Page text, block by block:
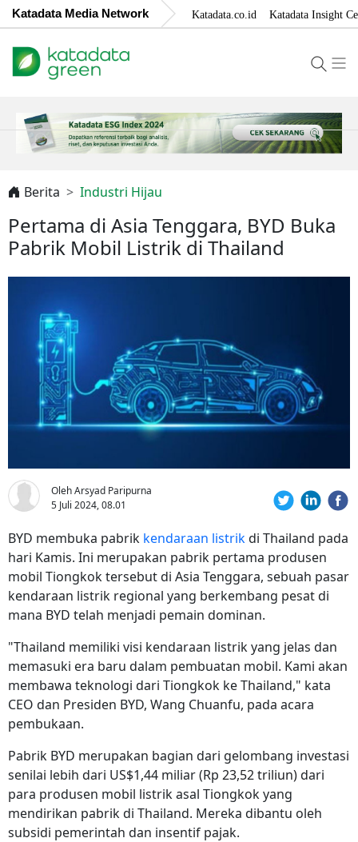
Katadata Media Network Katadata.co.id Katadata Insight
Berita Industri Hijau
Pertama di Asia Tenggara, BYD Buka
Pabrik Mobil Listrik di Thailand
Oleh Arsyad Paripurna
5 Juli 2024, 08.01
BYD membuka pabrik kendaraan listrikdi Thailand pada
hari Kamis. Ini merupakan pabrik pertama produsen
mobil Tiongkok tersebut di Asia Tenggara, sebuah pasar
kendaraan listrik regional yang berkembang pesat di
mana BYD telah menjadi pemain dominan.
"Thailand memiliki visi kendaraan listrik yang jelas dan
memasuki era baru dalam pembuatan mobil. Kami akan
membawa teknologi dari Tiongkok ke Thailand," kata
CEO dan Presiden BYD, Wang Chuanfu, pada acara
pembukaan.
Pabrik BYD merupakan bagian dari gelombang investasi
senilai lebih dari US$1,44 miliar (Rp 23,52 triliun)dari
para produsen mobil listrik asal Tiongkok yang
mendirikan pabrik di Thailand. Mereka dibantu oleh
subsidi pemerintah dan insentif pajak.